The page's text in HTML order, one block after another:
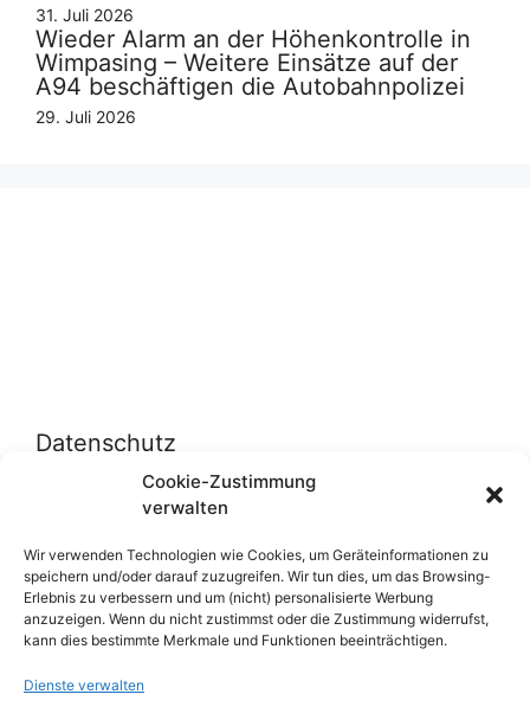
Cookie-Zustimmung
verwalten
Wir verwenden Technologien wie Cookies, um Geräteinformationen zu
speichern und/oder darauf zuzugreifen. Wir tun dies, um das Browsing-
Erlebnis zu verbessern und um (nicht) personalisierte Werbung
anzuzeigen. Wenn du nicht zustimmst oder die Zustimmung widerrufst,
kann dies bestimmte Merkmale und Funktionen beeinträchtigen.
Dienste verwalten
31. Juli 2026
Wieder Alarm an der Höhenkontrolle in
Wimpasing – Weitere Einsätze auf der
A94 beschäftigen die Autobahnpolizei
29. Juli 2026
Datenschutz
Datenschutzerklärung
Cookie-Richtlinie (EU)
Über uns
Impressum